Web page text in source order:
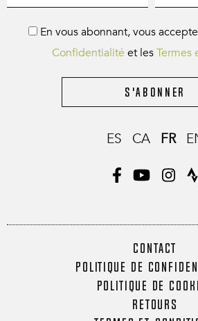
En vous abonnant, vous
Confidentialité et lesTermes
S'abonner
ES CA FR
CONTACT
POLITIQUE DE
POLITIQUE DE
RETOURS